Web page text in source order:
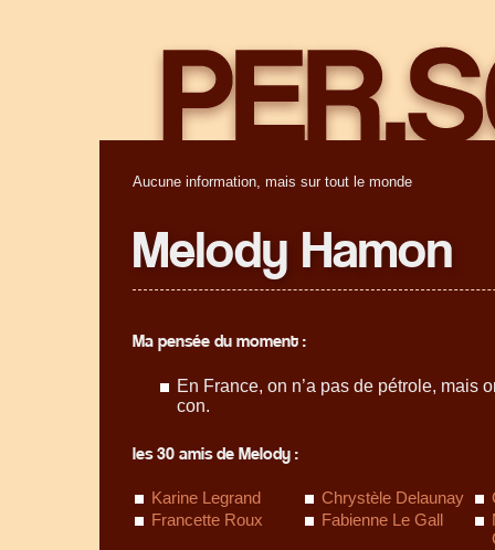
Aucune information, mais sur tout le monde
Melody Hamon
Ma pensée du moment :
En France, on n’a pas de pétrole, mais
con.
les 30 amis de Melody :
Karine Legrand Chrystèle Delaunay
Francette Roux
Fabienne Le Gall